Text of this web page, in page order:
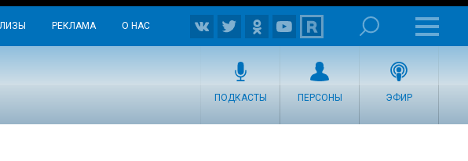
РЕКЛАМА О НАС
ПОДКАСТЫ ПЕРСОНЫ ЭФИР